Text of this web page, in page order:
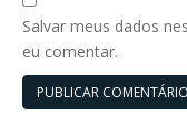
Salvar meus dados
eu comentar.